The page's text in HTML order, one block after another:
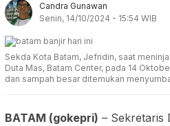
Candra Gunawan
Senin, 14/10/2024 - 15:54 WIB
Sekda Kota Batam, Jefridin, saat
Duta Mas, Batam Center, pada 14
dan sampah besar ditemukan
BATAM (gokepri) – Sekretaris